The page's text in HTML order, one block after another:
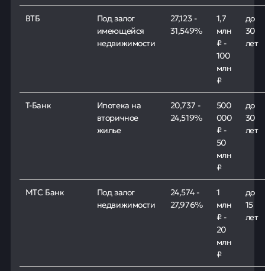
ВТБ
Под залог
имеющейся
недвижимости
27,123 -
31,549%
1,7
млн
₽ -
100
млн
₽
до
30
лет
Т-Банк
Ипотека на
вторичное
жилье
20,737 -
24,519%
500
000
₽ -
50
млн
₽
до
30
лет
МТС Банк
Под залог
недвижимости
24,574 -
27,976%
1
млн
₽ -
20
млн
₽
до
15
лет